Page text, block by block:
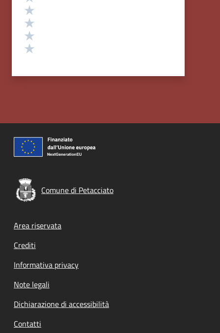
Comune di Petacciato
Footer menu
Area riservata
Crediti
Informativa privacy
Note legali
Dichiarazione di accessibilità
Contatti